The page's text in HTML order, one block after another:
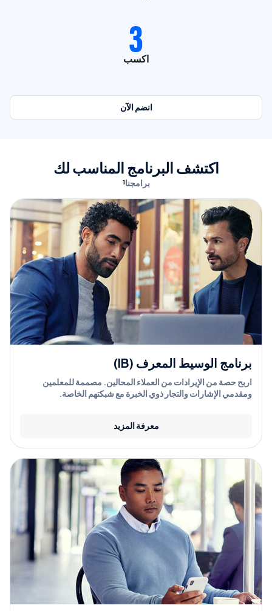
3
اكسب
انضم الآن
اكتشف البرنامج المناسب لك
برامجنا¹
برنامج الوسيط المعرف (IB)
اربح حصة من الإيرادات من العملاء المحالين. مصممة للمعلمين
ومقدمي الإشارات والتجار ذوي الخبرة مع شبكتهم الخاصة.
معرفة المزيد